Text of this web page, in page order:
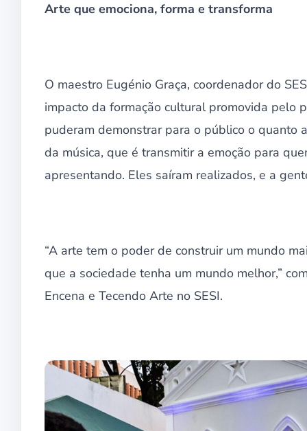
Arte que emociona, forma e transforma
O maestro Eugénio Graça, coordenador do
impacto da formação cultural promovida pelo
puderam demonstrar para o público o quanto
da música, que é transmitir a emoção para
apresentando. Eles saíram realizados, e a
“A arte tem o poder de construir um mundo
que a sociedade tenha um mundo melhor,”
Encena e Tecendo Arte no SESI.